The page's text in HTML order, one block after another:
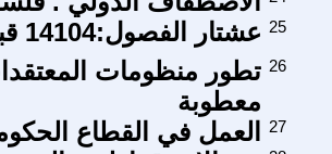
عشتار الفصول:14104 قبل أن نلتقي 25
تطور منظومات
معطوبة
26
العمل في القطاع
27